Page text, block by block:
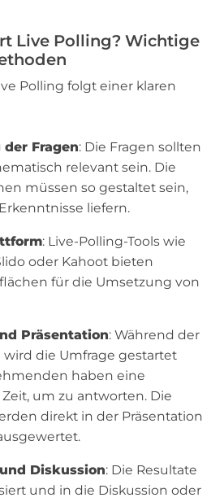
Live Polling? Wichtige
Polling folgt einer klaren
Fragen: Die Fragen sollten
relevant sein. Die
müssen so gestaltet sein,
liefern.
: Live-Polling-Tools wie
oder Kahoot bieten
für die Umsetzung von
Präsentation: Während der
wird die Umfrage gestartet
haben eine
um zu antworten. Die
direkt in der Präsentation
Diskussion: Die Resultate
und in die Diskussion oder